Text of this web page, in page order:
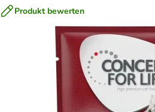
Produkt bewerten